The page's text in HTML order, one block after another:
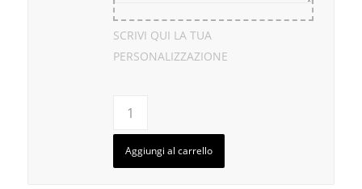
SCRIVI QUI LA TUA
PERSONALIZZAZIONE
Aggiungi al carrello